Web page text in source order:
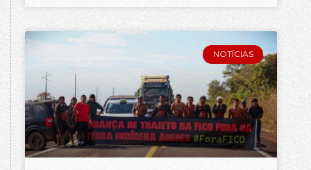
NOTÍCIAS